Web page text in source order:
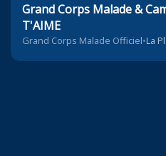
Grand Corps Malade &
T'AIME
Grand Corps Malade Officiel•La